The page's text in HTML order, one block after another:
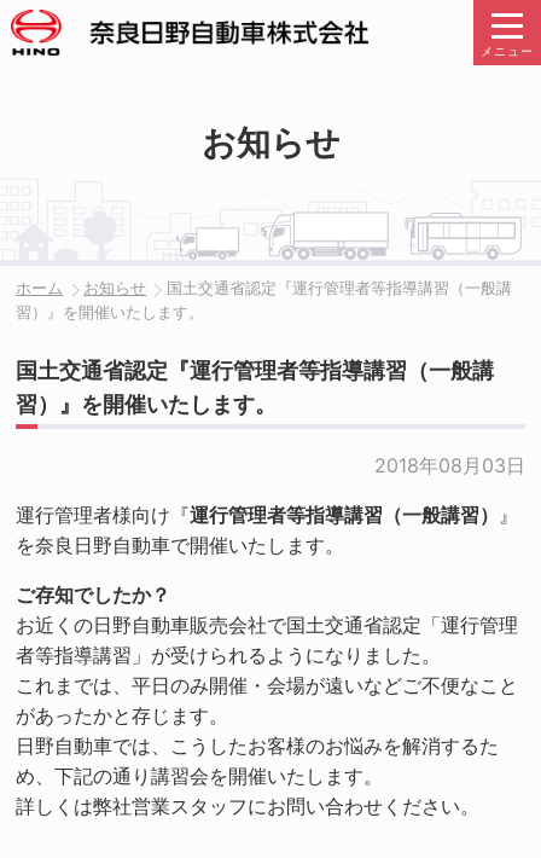
メニュー
お知らせ
ホーム お知らせ
国土交通省認定『運行管理者等指導講習（一般講
習）』を開催いたします。
国土交通省認定『運行管理者等指導講習（一般講
習）』を開催いたします。
2018年08月03日
運行管理者様向け『運行管理者等指導講習（一般講習）
』
を奈良日野自動車で開催いたします。
ご存知でしたか？
お近くの日野自動車販売会社で国土交通省認定「運行管理
者等指導講習」が受けられるようになりました。
これまでは、平日のみ開催・会場が遠いなどご不便なこと
があったかと存じます。
日野自動車では、こうしたお客様のお悩みを解消するた
め、下記の通り講習会を開催いたします。
詳しくは弊社営業スタッフにお問い合わせください。